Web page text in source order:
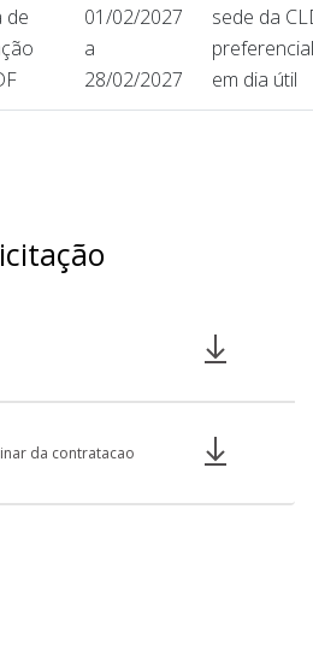
de
01/02/2027
a
28/02/2027
sede da
em dia útil
da contratacao